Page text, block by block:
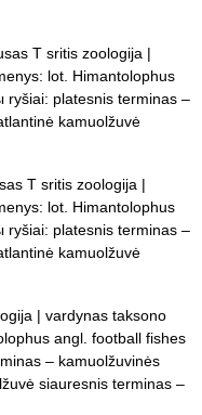
T sritis zoologija |
lot. Himantolophus
platesnis terminas –
kamuolžuvė
T sritis zoologija |
lot. Himantolophus
platesnis terminas –
kamuolžuvė
| vardynas taksono
angl. football fishes
– kamuolžuvinės
siauresnis terminas –